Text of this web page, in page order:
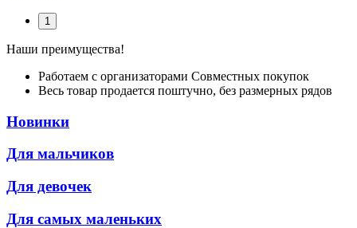
1
Наши преимущества!
Работаем с организаторами Совместных покупок
Весь товар продается поштучно, без размерных рядов
Новинки
Для мальчиков
Для девочек
Для самых маленьких